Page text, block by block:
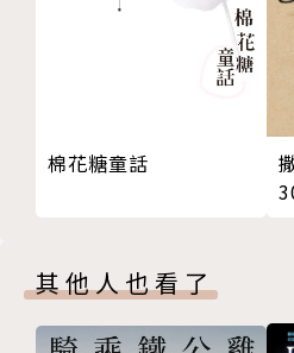
▌帝王開講１：李煜，用生命
他是中國史上做得最不情願
沉溺於皇后「一曲清歌，暫
與皇后妹妹深夜偷情「剗襪
至死都是「問君能有幾多愁
階下囚徒。命運指定他搬演悲
生命力，將宋詞從脂粉和酒
棉花糖童話
其他人也看了